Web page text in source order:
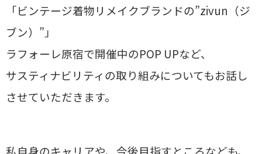
「ビンテージ着物リメイクブランドの”zivun（ジ
ブン）”」
ラフォーレ原宿で開催中のPOP UPなど、
サスティナビリティの取り組みについてもお話し
させていただきます。
私自身のキャリアや、今後目指すところなども、